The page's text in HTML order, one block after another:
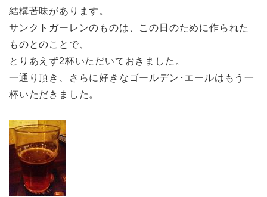
結構苦味があります。
サンクトガーレンのものは、この日のために作られた
ものとのことで、
とりあえず2杯いただいておきました。
一通り頂き、さらに好きなゴールデン･エールはもう一
杯いただきました。